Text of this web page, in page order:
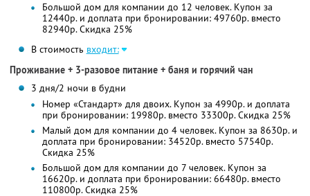
Большой дом для компании до 12 человек. Купон за
12440р. и доплата при бронировании: 49760р. вместо
82940р. Скидка 25%
В стоимость входит:
Проживание + 3-разовое питание + баня и горячий чан
3 дня/2 ночи в будни
Номер «Стандарт» для двоих. Купон за 4990р. и доплата
при бронировании: 19980р. вместо 33300р. Скидка 25%
Малый дом для компании до 4 человек. Купон за 8630р. и
доплата при бронировании: 34520р. вместо 57540р.
Скидка 25%
Большой дом для компании до 7 человек. Купон за
16620р. и доплата при бронировании: 66480р. вместо
110800р. Скидка 25%